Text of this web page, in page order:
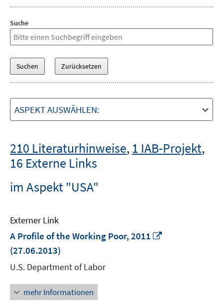
Suche
ASPEKT AUSWÄHLEN:
210 Literaturhinweise, 1 IAB-Projekt,
16 Externe Links
im Aspekt "USA"
Externer Link
A Profile of the Working Poor, 2011
(27.06.2013)
U.S. Department of Labor
mehr Informationen